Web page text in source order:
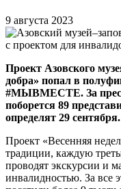
9 августа 2023
Проект Азовского
добра» попал в
#МЫВМЕСТЕ. За
поборется 89
определят 29 сентября.
Проект «Весенняя
традиции, каждую
проводят экскурсии и
инвалидностью. За все